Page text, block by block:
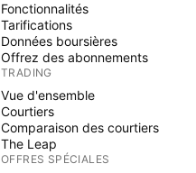
Fonctionnalités
Tarifications
Données boursières
Offrez des abonnements
TRADING
Vue d'ensemble
Courtiers
Comparaison des courtiers
The Leap
OFFRES SPÉCIALES